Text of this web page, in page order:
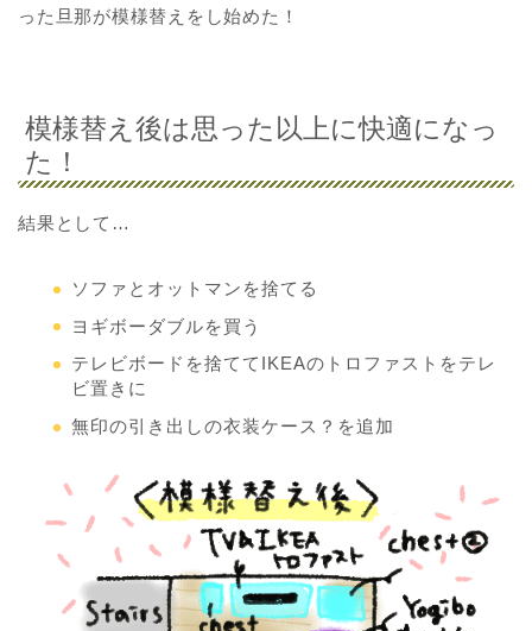
った旦那が模様替えをし始めた！
模様替え後は思った以上に快適になっ
た！
結果として…
ソファとオットマンを捨てる
ヨギボーダブルを買う
テレビボードを捨ててIKEAのトロファストをテレ
ビ置きに
無印の引き出しの衣装ケース？を追加